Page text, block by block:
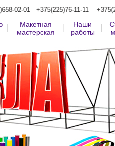
02-01 +375(225)76-11-11
Макетная
мастерская
Наши
работы